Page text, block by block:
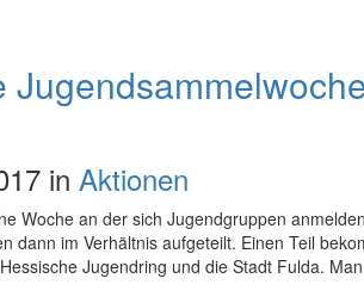
in Aktionen
Woche an der sich Jugendgruppen
dann im Verhältnis aufgeteilt. Einen Teil
Jugendring und die Stadt Fulda.